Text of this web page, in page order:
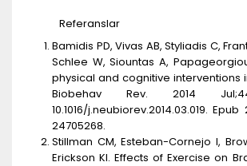
Referanslar
Bamidis PD, Vivas AB, Styliadis C,
Schlee W, Siountas A,
physical and cognitive interventions
Biobehav Rev. 2014
10.1016/j.neubiorev.2014.03.019.
24705268.
Stillman CM, Esteban-Cornejo I,
Erickson KI. Effects of Exercise on